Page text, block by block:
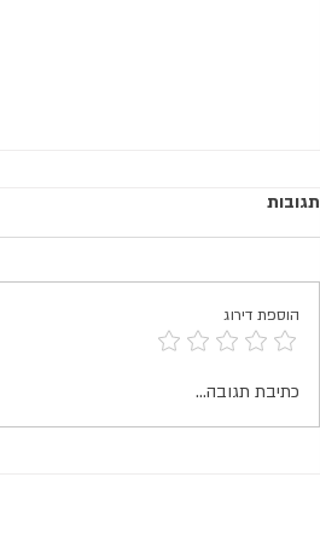
כללי רכיבה והתנהגות בקבוצה
בטיולי אופניים בשטח
תגובות
הוספת דירוג
כתיבת תגובה...